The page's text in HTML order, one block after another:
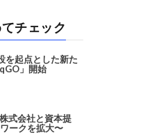
てチェック
を起点とした新た
」開始
式会社と資本提
ークを拡大〜